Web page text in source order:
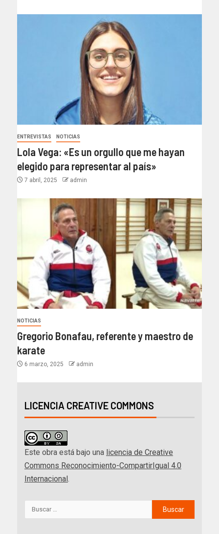
ENTREVISTAS NOTICIAS
Lola Vega: «Es un orgullo que me hayan
elegido para representar al país»
7 abril, 2025 admin
NOTICIAS
Gregorio Bonafau, referente y maestro de
karate
6 marzo, 2025 admin
LICENCIA CREATIVE COMMONS
Este obra está bajo una licencia de Creative
Commons Reconocimiento-CompartirIgual 4.0
Internacional